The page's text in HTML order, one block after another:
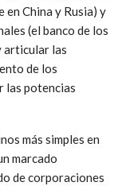
en China y Rusia) y
(el banco de los
articular las
de los
las potencias
más simples en
marcado
de corporaciones